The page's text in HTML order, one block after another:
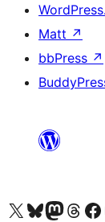
Matt ↗
bbPress ↗
Besøk vår konto på X Visit our Bluesky account
Besøk vår Mastodon-konto
Visit ourBesøk vår